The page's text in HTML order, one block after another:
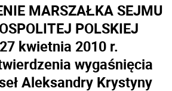
MARSZAŁKA SEJMU
POLSKIEJ
kwietnia 2010 r.
wygaśnięcia
Aleksandry Krystyny